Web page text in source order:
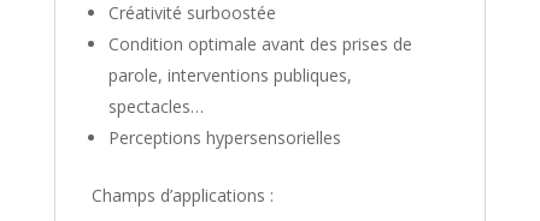
Créativité surboostée
Condition optimale avant des prises de
parole, interventions publiques,
spectacles…
Perceptions hypersensorielles
Champs d’applications :